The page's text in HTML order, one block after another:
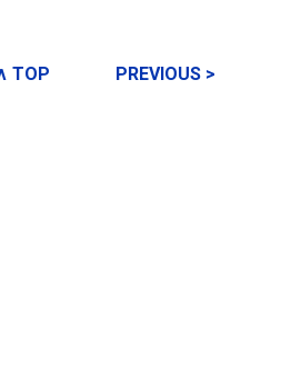
TOP PREVIOUS >